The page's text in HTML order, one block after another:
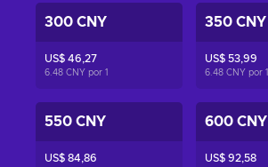
300 CNY
US$ 46,27
6.48 CNY por 1
350 CNY
US$ 53,99
6.48 CNY por 1
550 CNY
US$ 84,86
600 CNY
US$ 92,58